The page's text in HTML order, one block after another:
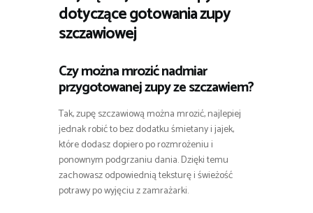
dotyczące gotowania zupy
szczawiowej
Czy można mrozić nadmiar
przygotowanej zupy ze szczawiem?
Tak, zupę szczawiową można mrozić, najlepiej
jednak robić to bez dodatku śmietany i jajek,
które dodasz dopiero po rozmrożeniu i
ponownym podgrzaniu dania. Dzięki temu
zachowasz odpowiednią teksturę i świeżość
potrawy po wyjęciu z zamrażarki.